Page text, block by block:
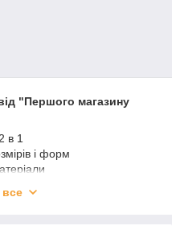
"Першого магазину
в 1
і форм
від мінімалізму до бохо
все